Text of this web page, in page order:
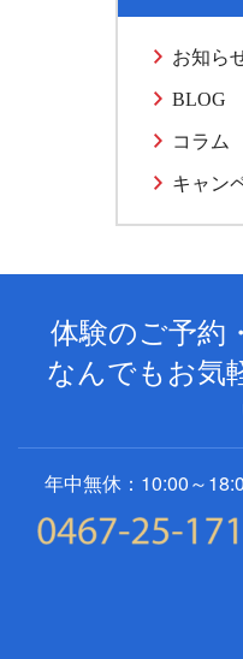
お知ら
BLOG
コラム
キャン
体験のご予約
なんでもお気
年中無休：10:00～